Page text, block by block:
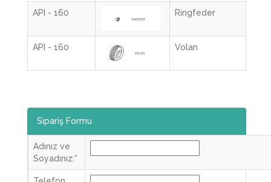
API - 160 Ringfeder
API - 160 Volan
Sipariş Formu
Adınız ve
Soyadınız:*